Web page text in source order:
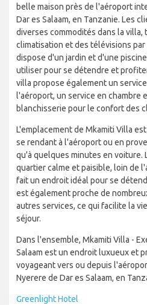
belle maison près de l'aéroport
Dar es Salaam, en Tanzanie. Les
diverses commodités dans la villa,
climatisation et des télévisions par
dispose d'un jardin et d'une
utiliser pour se détendre et
villa propose également un
l'aéroport, un service en chambre
blanchisserie pour le confort des
L'emplacement de Mkamiti Villa
se rendant à l'aéroport ou en
qu'à quelques minutes en voiture.
quartier calme et paisible, loin de
fait un endroit idéal pour se
est également proche de
autres services, ce qui facilite la
séjour.
Dans l'ensemble, Mkamiti Villa -
Salaam est un endroit luxueux et
voyageant vers ou depuis
Nyerere de Dar es Salaam, en
Greenlight Hotel